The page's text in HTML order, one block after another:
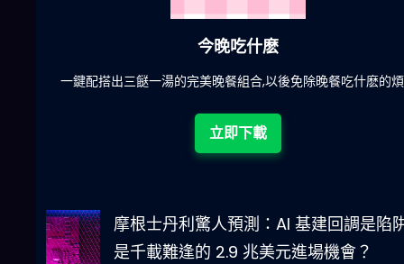
今晚吃什麽
配搭出三餸一湯的完美晚餐組合,以後免除晚餐吃什麽的煩惱 結
摩根士丹利驚人預測：AI 基建回調是陷
是千載難逢的 2.9 兆美元進場機會？